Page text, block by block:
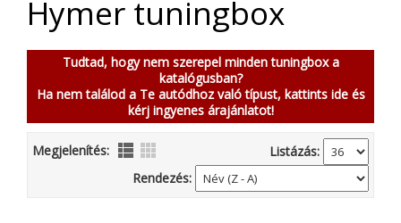
Hymer tuningbox
Tudtad, hogy nem szerepel minden tuningbox a
katalógusban?
Ha nem találod a Te autódhoz való típust, kattints ide és
kérj ingyenes árajánlatot!
Megjelenítés:
Listázás:
Rendezés: